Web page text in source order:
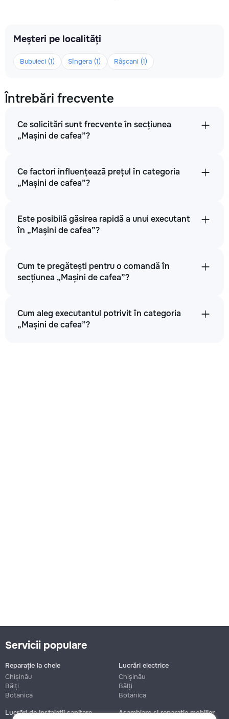
Meșteri pe localități
Bubuieci (1) Sîngera (1) Râșcani (1)
Întrebări frecvente
Ce solicitări sunt frecvente în secțiunea
„Mașini de cafea”?
Ce factori influențează prețul în categoria
„Mașini de cafea”?
Este posibilă găsirea rapidă a unui executant
în „Mașini de cafea”?
Cum te pregătești pentru o comandă în
secțiunea „Mașini de cafea”?
Cum aleg executantul potrivit în categoria
„Mașini de cafea”?
Servicii populare
Reparație la cheie
Chișinău
Bălți
Botanica
Lucrări electrice
Chișinău
Bălți
Botanica
Lucrări de instalații sanitare
Asamblare și reparație mobilier